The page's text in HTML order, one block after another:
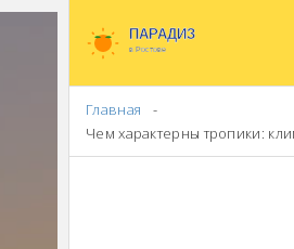
Главная
Чем характерны тропики: